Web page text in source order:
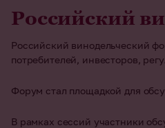
Российский
Российский винодельческий
потребителей, инвесторов,
Форум стал площадкой для
В рамках сессий участники